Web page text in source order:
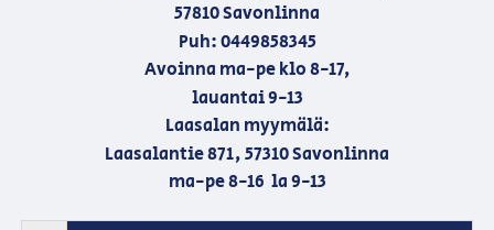
57810 Savonlinna
Puh: 0449858345
Avoinna ma-pe klo 8-17,
lauantai 9-13
Laasalan myymälä:
Laasalantie 871, 57310 Savonlinna
ma-pe 8-16 la 9-13